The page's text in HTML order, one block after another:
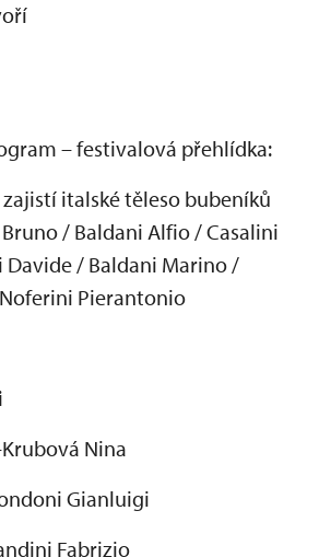
ří
– festivalová přehlídka:
italské těleso bubeníků
/ Baldani Alfio / Casalini
/ Baldani Marino /
Pierantonio
á Nina
Gianluigi
Fabrizio